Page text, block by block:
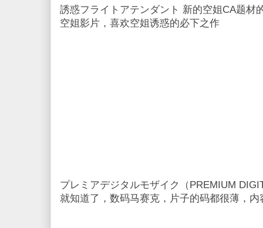
誘惑フライトアテンダント 新的空姐CA题材
空姐影片，喜欢空姐诱惑的必下之作
プレミアデジタルモザイク（PREMIUM
就知道了，数码马赛克，片子的码都很薄，内